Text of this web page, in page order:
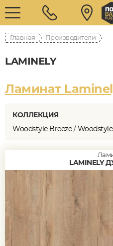
Главная Производители
LAMINELY
Ламинат
КОЛЛЕКЦИЯ
Woodstyle Breeze/
LAMINELY